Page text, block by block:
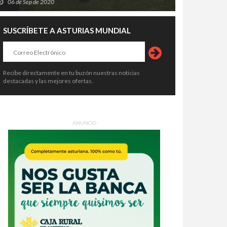
06 de Sep de 2020
SUSCRÍBETE A ASTURIAS MUNDIAL
Recibe directamente en tu buzón nuestras noticias
destacadas y las mejores ofertas.
ANUNCIO